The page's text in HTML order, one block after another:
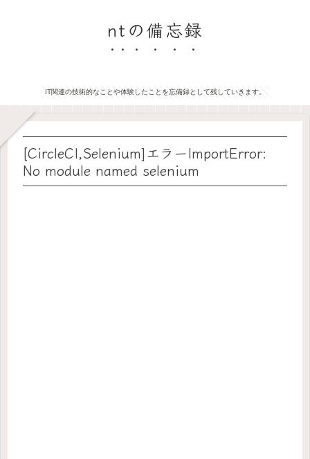
ntの備忘録
IT関連の技術的なことや体験したことを忘備録として残していきます。
[CircleCI,Selenium]エラーImportError:
No module named selenium